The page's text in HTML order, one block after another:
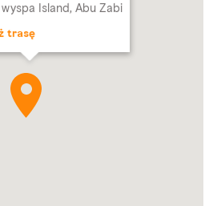
wyspa Island, Abu Zabi
trasę